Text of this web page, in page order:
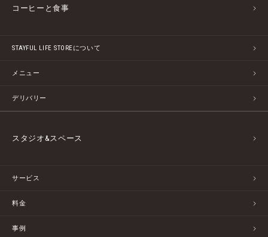
コーヒーと食事
STAYFUL LIFE STOREについて
メニュー
デリバリー
スタジオ&スペース
サービス
料金
事例